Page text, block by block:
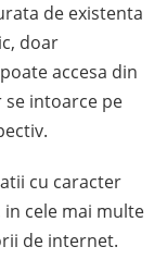
de existenta
doar
accesa din
intoarce pe
cu caracter
cele mai multe
de internet.